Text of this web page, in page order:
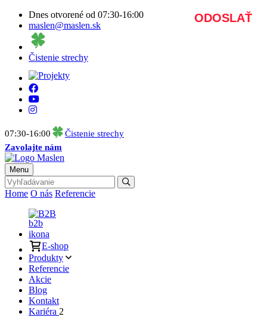
Dnes otvorené od 07:30-16:00
maslen@maslen.sk
Čistenie strechy
07:30-16:00
Čistenie strechy
Zavolajte nám
Menu
Home O nás Referencie
B2B
E-shop
Produkty
Referencie
Akcie
Blog
Kontakt
Kariéra 2